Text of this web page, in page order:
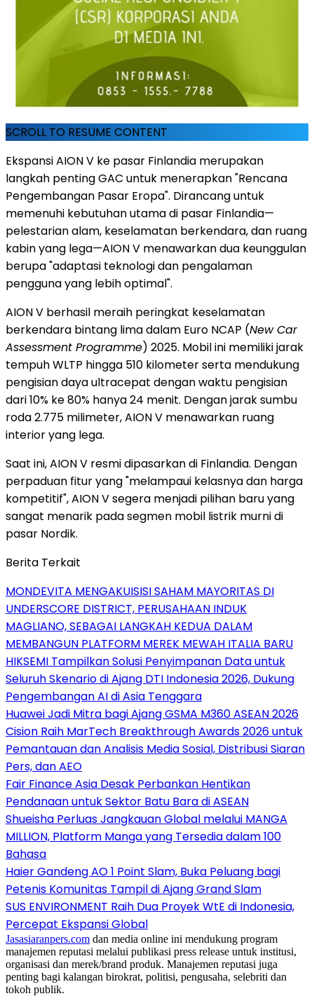
SCROLL TO RESUME CONTENT
Ekspansi AION V ke pasar Finlandia merupakan
langkah penting GAC untuk menerapkan "Rencana
Pengembangan Pasar Eropa". Dirancang untuk
memenuhi kebutuhan utama di pasar Finlandia—
pelestarian alam, keselamatan berkendara, dan ruang
kabin yang lega—AION V menawarkan dua keunggulan
berupa "adaptasi teknologi dan pengalaman
pengguna yang lebih optimal".
AION V berhasil meraih peringkat keselamatan
berkendara bintang lima dalam Euro NCAP (New Car
Assessment Programme) 2025. Mobil ini memiliki jarak
tempuh WLTP hingga 510 kilometer serta mendukung
pengisian daya ultracepat dengan waktu pengisian
dari 10% ke 80% hanya 24 menit. Dengan jarak sumbu
roda 2.775 milimeter, AION V menawarkan ruang
interior yang lega.
Saat ini, AION V resmi dipasarkan di Finlandia. Dengan
perpaduan fitur yang "melampaui kelasnya dan harga
kompetitif", AION V segera menjadi pilihan baru yang
sangat menarik pada segmen mobil listrik murni di
pasar Nordik.
Berita Terkait
MONDEVITA MENGAKUISISI SAHAM MAYORITAS DI
UNDERSCORE DISTRICT, PERUSAHAAN INDUK
MAGLIANO, SEBAGAI LANGKAH KEDUA DALAM
MEMBANGUN PLATFORM MEREK MEWAH ITALIA BARU
HIKSEMI Tampilkan Solusi Penyimpanan Data untuk
Seluruh Skenario di Ajang DTI Indonesia 2026, Dukung
Pengembangan AI di Asia Tenggara
Huawei Jadi Mitra bagi Ajang GSMA M360 ASEAN 2026
Cision Raih MarTech Breakthrough Awards 2026 untuk
Pemantauan dan Analisis Media Sosial, Distribusi Siaran
Pers, dan AEO
Fair Finance Asia Desak Perbankan Hentikan
Pendanaan untuk Sektor Batu Bara di ASEAN
Shueisha Perluas Jangkauan Global melalui MANGA
MILLION, Platform Manga yang Tersedia dalam 100
Bahasa
Haier Gandeng AO 1 Point Slam, Buka Peluang bagi
Petenis Komunitas Tampil di Ajang Grand Slam
SUS ENVIRONMENT Raih Dua Proyek WtE di Indonesia,
Percepat Ekspansi Global
Jasasiaranpers.com dan media online ini mendukung program
manajemen reputasi melalui publikasi press release untuk institusi,
organisasi dan merek/brand produk. Manajemen reputasi juga
penting bagi kalangan birokrat, politisi, pengusaha, selebriti dan
tokoh publik.